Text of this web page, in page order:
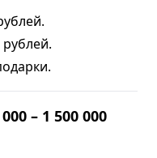
– 1 500 000